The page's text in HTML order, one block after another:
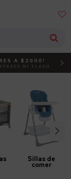

A $2000!
NI FLASH
Sillas de
comer